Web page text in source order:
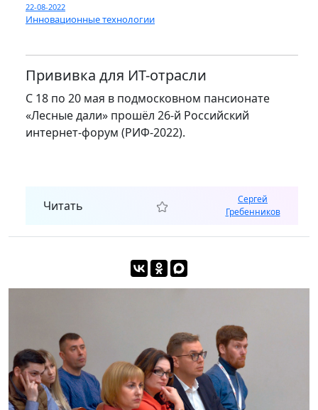
22-08-2022
Инновационные технологии
Прививка для ИТ-отрасли
С 18 по 20 мая в подмосковном пансионате
«Лесные дали» прошёл 26-й Российский
интернет-форум (РИФ-2022).
Читать
Сергей
Гребенников